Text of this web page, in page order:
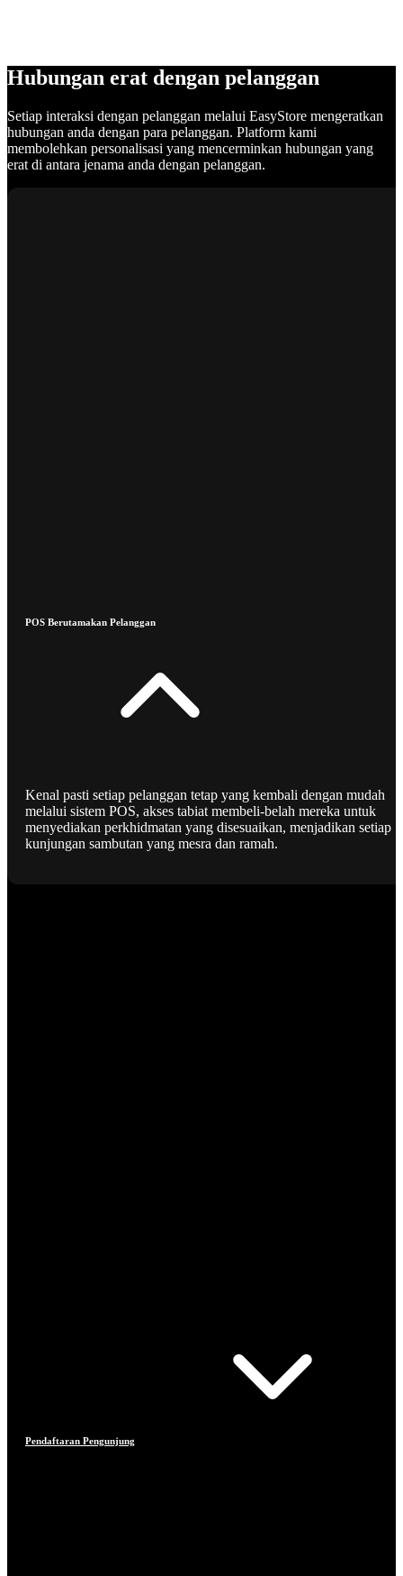
Hubungan erat dengan pelanggan
Setiap interaksi dengan pelanggan melalui EasyStore mengeratkan
hubungan anda dengan para pelanggan. Platform kami
membolehkan personalisasi yang mencerminkan hubungan yang
erat di antara jenama anda dengan pelanggan.
POS Berutamakan Pelanggan
Kenal pasti setiap pelanggan tetap yang kembali dengan mudah
melalui sistem POS, akses tabiat membeli-belah mereka untuk
menyediakan perkhidmatan yang disesuaikan, menjadikan setiap
kunjungan sambutan yang mesra dan ramah.
Pendaftaran Pengunjung